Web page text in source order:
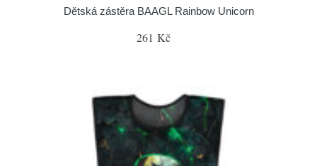
Dětská zástěra BAAGL Rainbow Unicorn
261 Kč